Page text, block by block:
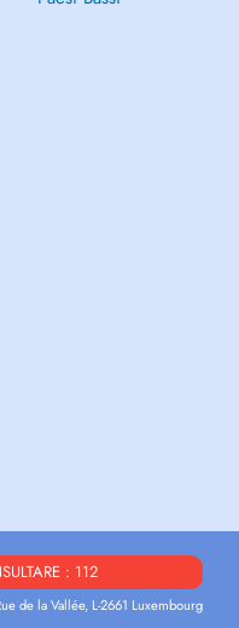
: 112
de la Vallée, L-2661 Luxembourg